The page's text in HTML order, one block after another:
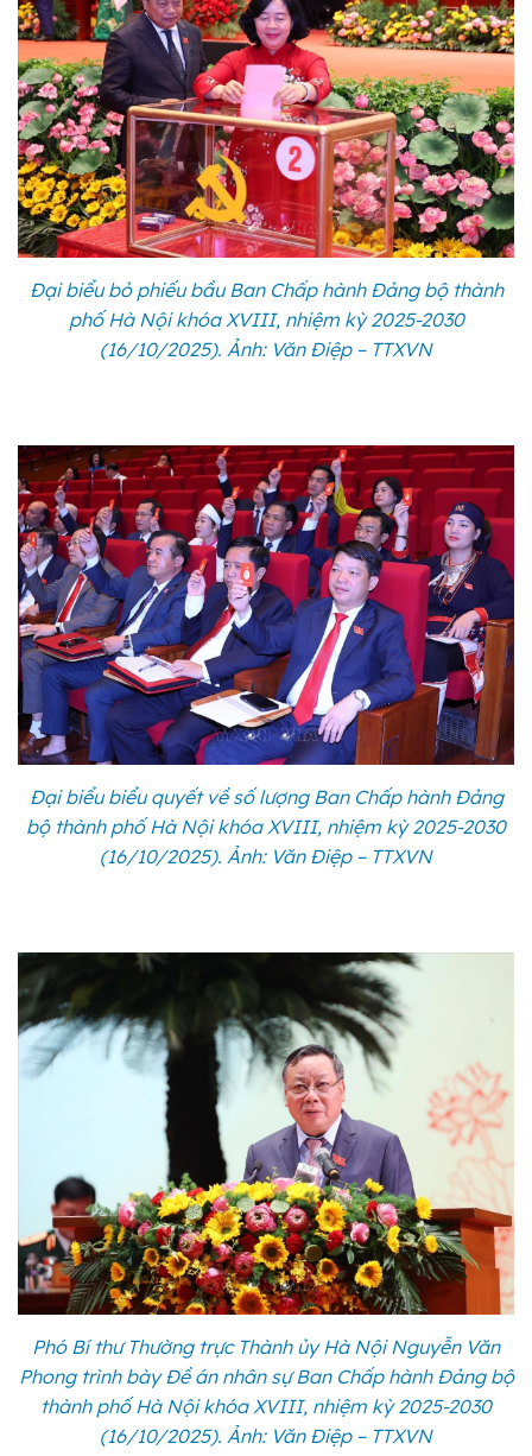
Đại biểu bỏ phiếu bầu Ban Chấp hành Đảng bộ thành
phố Hà Nội khóa XVIII, nhiệm kỳ 2025-2030
(16/10/2025). Ảnh: Văn Điệp – TTXVN
Đại biểu biểu quyết về số lượng Ban Chấp hành Đảng
bộ thành phố Hà Nội khóa XVIII, nhiệm kỳ 2025-2030
(16/10/2025). Ảnh: Văn Điệp – TTXVN
Phó Bí thư Thường trực Thành ủy Hà Nội Nguyễn Văn
Phong trình bày Đề án nhân sự Ban Chấp hành Đảng bộ
thành phố Hà Nội khóa XVIII, nhiệm kỳ 2025-2030
(16/10/2025). Ảnh: Văn Điệp – TTXVN